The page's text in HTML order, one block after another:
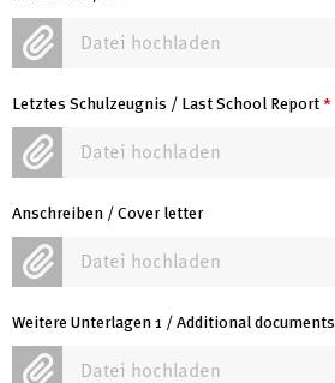
Datei hochladen
Letztes Schulzeugnis / Last School Report*
Datei hochladen
Anschreiben / Cover letter
Datei hochladen
Weitere Unterlagen 1 / Additional documents
Datei hochladen